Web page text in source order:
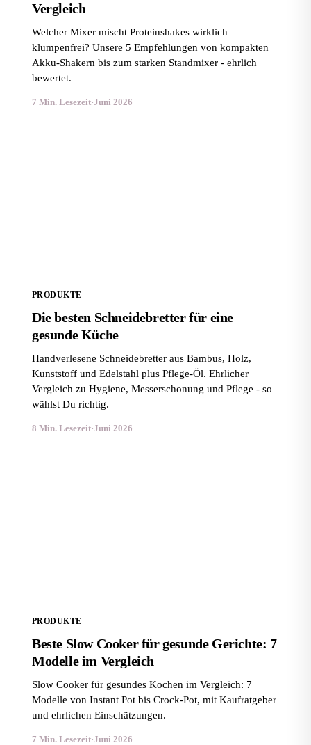
Vergleich
Welcher Mixer mischt Proteinshakes wirklich
klumpenfrei? Unsere 5 Empfehlungen von kompakten
Akku-Shakern bis zum starken Standmixer - ehrlich
bewertet.
7 Min. Lesezeit·Juni 2026
PRODUKTE
Die besten Schneidebretter für eine
gesunde Küche
Handverlesene Schneidebretter aus Bambus, Holz,
Kunststoff und Edelstahl plus Pflege-Öl. Ehrlicher
Vergleich zu Hygiene, Messerschonung und Pflege - so
wählst Du richtig.
8 Min. Lesezeit·Juni 2026
PRODUKTE
Beste Slow Cooker für gesunde Gerichte: 7
Modelle im Vergleich
Slow Cooker für gesundes Kochen im Vergleich: 7
Modelle von Instant Pot bis Crock-Pot, mit Kaufratgeber
und ehrlichen Einschätzungen.
7 Min. Lesezeit·Juni 2026